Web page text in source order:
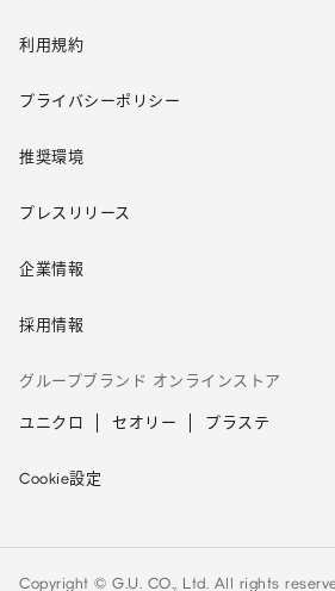
利用規約
プライバシーポリシー
推奨環境
プレスリリース
企業情報
採用情報
グループブランド オンラインストア
ユニクロ セオリー プラステ
Cookie設定
Copyright © G.U. CO., Ltd. All rights